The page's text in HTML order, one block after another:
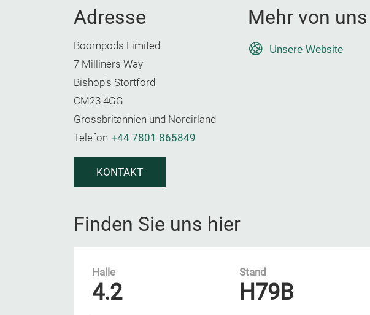
Adresse
Boompods Limited
7 Milliners Way
Bishop's Stortford
CM23 4GG
Grossbritannien und Nordirland
Telefon +44 7801 865849
KONTAKT
Mehr von uns
Unsere Website
Finden Sie uns hier
Halle
4.2
Stand
H79B